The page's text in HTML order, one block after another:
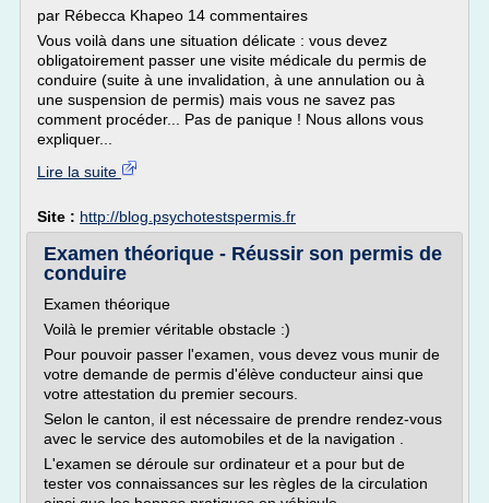
par Rébecca Khapeo 14 commentaires
Vous voilà dans une situation délicate : vous devez
obligatoirement passer une visite médicale du permis de
conduire (suite à une invalidation, à une annulation ou à
une suspension de permis) mais vous ne savez pas
comment procéder... Pas de panique ! Nous allons vous
expliquer...
Lire la suite
Site : http://blog.psychotestspermis.fr
Examen théorique - Réussir son permis de
conduire
Examen théorique
Voilà le premier véritable obstacle :)
Pour pouvoir passer l'examen, vous devez vous munir de
votre demande de permis d'élève conducteur ainsi que
votre attestation du premier secours.
Selon le canton, il est nécessaire de prendre rendez-vous
avec le service des automobiles et de la navigation .
L'examen se déroule sur ordinateur et a pour but de
tester vos connaissances sur les règles de la circulation